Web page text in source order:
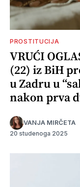
PROSTITUCIJA
VRUĆI
(22) iz BiH
u Zadru u
nakon prva
VANJA MIRČETA
20 studenoga 2025